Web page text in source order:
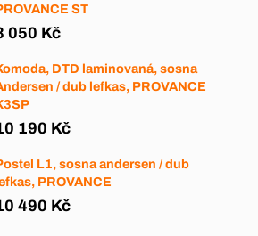
ST
050 Kč
DTD laminovaná, sosna
/ dub lefkas, PROVANCE
190 Kč
L1, sosna andersen / dub
PROVANCE
490 Kč